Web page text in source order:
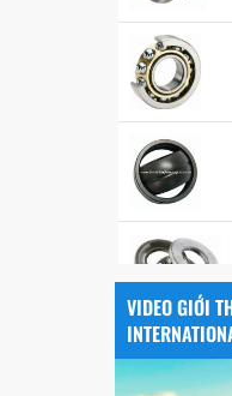
VIDEO GIỚI